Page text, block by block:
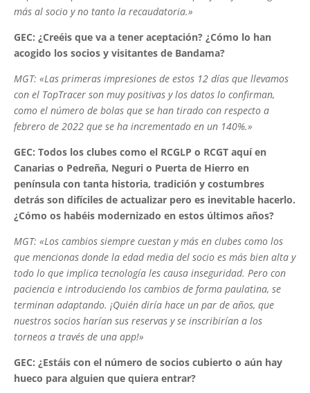
más al socio y no tanto la recaudatoria.»
GEC: ¿Creéis que va a tener aceptación? ¿Cómo lo han
acogido los socios y visitantes de Bandama?
MGT: «Las primeras impresiones de estos 12 días que llevamos
con el TopTracer son muy positivas y los datos lo confirman,
como el número de bolas que se han tirado con respecto a
febrero de 2022 que se ha incrementado en un 140%.»
GEC: Todos los clubes como el RCGLP o RCGT aquí en
Canarias o Pedreña, Neguri o Puerta de Hierro en
península con tanta historia, tradición y costumbres
detrás son difíciles de actualizar pero es inevitable hacerlo.
¿Cómo os habéis modernizado en estos últimos años?
MGT: «Los cambios siempre cuestan y más en clubes como los
que mencionas donde la edad media del socio es más bien alta y
todo lo que implica tecnología les causa inseguridad. Pero con
paciencia e introduciendo los cambios de forma paulatina, se
terminan adaptando. ¡Quién diría hace un par de años, que
nuestros socios harían sus reservas y se inscribirían a los
torneos a través de una app!»
GEC: ¿Estáis con el número de socios cubierto o aún hay
hueco para alguien que quiera entrar?